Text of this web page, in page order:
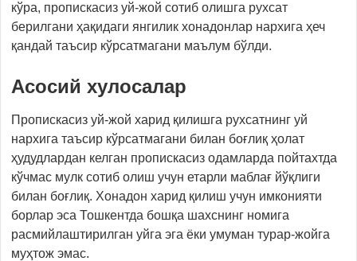
кўра, пропискасиз уй-жой сотиб олишга рухсат
берилгани ҳақидаги янгилик хонадонлар нархига ҳеч
қандай таъсир кўрсатмагани маълум бўлди.
Асосий хулосалар
Пропискасиз уй-жой харид қилишга рухсатнинг уй
нархига таъсир кўрсатмагани билан боғлиқ ҳолат
ҳудудлардан келган пропискасиз одамларда пойтахтда
кўчмас мулк сотиб олиш учун етарли маблағ йўқлиги
билан боғлиқ. Хонадон харид қилиш учун имконияти
борлар эса Тошкентда бошқа шахснинг номига
расмийлаштирилган уйга эга ёки умуман турар-жойга
муҳтож эмас.